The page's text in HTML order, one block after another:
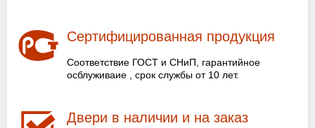
Сертифицированная продукция
Соответствие ГОСТ и СНиП, гарантийное
осблуживаие , срок службы от 10 лет.
Двери в наличии и на заказ